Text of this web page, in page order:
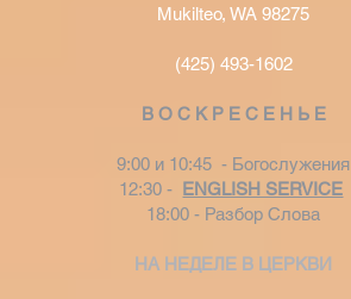
Mukilteo, WA 98275
(425) 493-1602
В О С К Р Е С Е Н Ь Е
9:00 и 10:45 - Богослужения
12:30 - ENGLISH SERVICE
18:00 - Разбор Слова
НА НЕДЕЛЕ В ЦЕРКВИ